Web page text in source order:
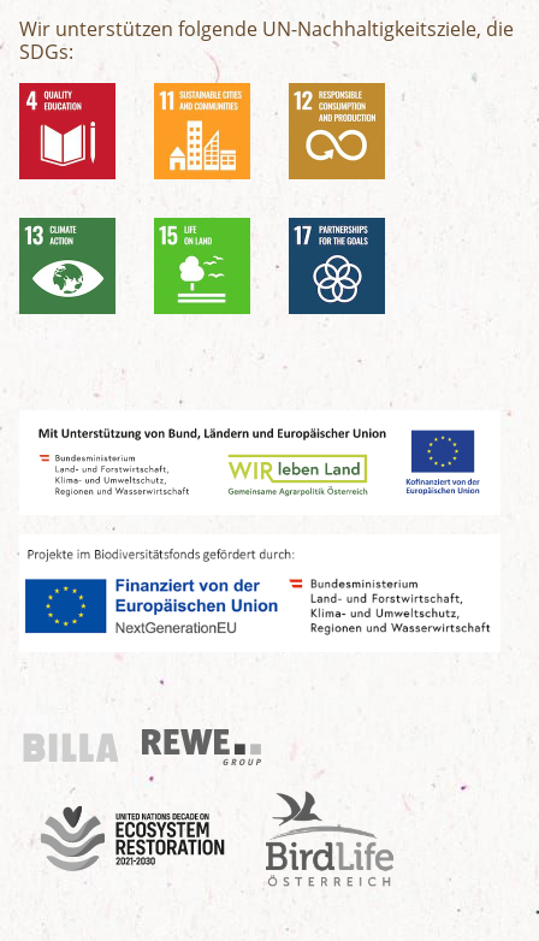
Wir unterstützen folgende UN-Nachhaltigkeitsziele, die
SDGs:
Billa
REWE Group
UN Decade
Birdlife